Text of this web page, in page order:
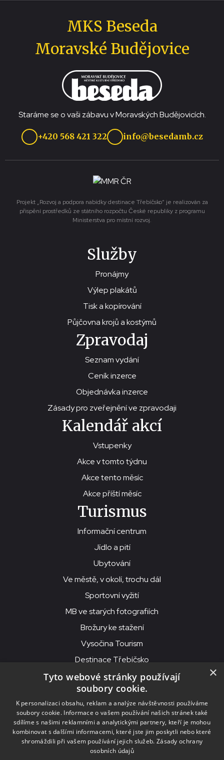
MKS Beseda
Moravské Budějovice
Staráme se o vaši zábavu v Moravských Budějovicích.
+420 568 421 322 info@besedamb.cz
Projekt „Rozvoj a podpora nabídky destinace Třebíčsko“ je realizován za
přispění prostředků ze státního rozpočtu České republiky z programu
Ministerstva pro místní rozvoj.
Služby
Pronájmy
Výlep plakátů
Tisk a kopírování
Půjčovna krojů a kostýmů
Zpravodaj
Seznam vydání
Ceník inzerce
Objednávka inzerce
Zásady pro zveřejnění ve zpravodaji
Kalendář akcí
Vstupenky
Akce v tomto týdnu
Akce tento měsíc
Akce příští měsíc
Turismus
Informační centrum
Jídlo a pití
Ubytování
Ve městě, v okolí, trochu dál
Sportovní vyžití
MB ve starých fotografiích
Brožury ke stažení
Vysočina Tourism
Destinace Třebíčsko
© 2026MKS Beseda Mor. Budějovice
MKS Beseda, příspěvková organizace, Purcnerova 62, 676 02
Moravské Budějovice
IČO: 00091758, DIČ: CZ00091758, ID datové schránky: chjn2kd
×
Tyto webové stránky používají
soubory cookie.
K personalizaci obsahu, reklam a analýze návštěvnosti používáme
soubory cookie. Informace o vašem používání našich stránek také
sdílíme s našimi reklamními a analytickými partnery, kteří je mohou
kombinovat s dalšími informacemi, které jste jim poskytli nebo které
shromáždili při vašem používání jejich služeb. Zásady ochrany
osobních údajů